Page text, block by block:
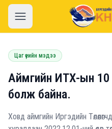
khovd.mn
Цаг үеийн мэдээ
Аймгийн ИТХ-ын 10
болж байна.
Ховд аймгийн Иргэдийн